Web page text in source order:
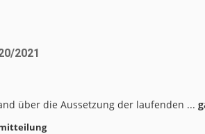
2021
über die Aussetzung der laufenden ...